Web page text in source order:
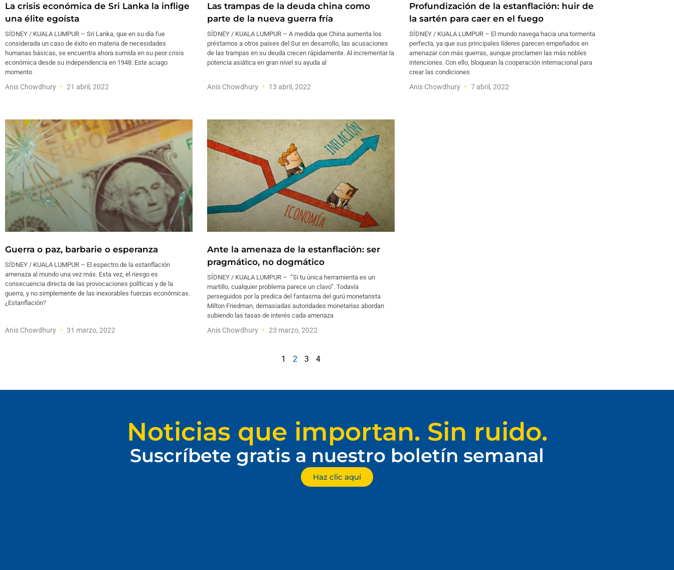
La crisis económica de Sri Lanka la inflige
una élite egoísta
SÍDNEY / KUALA LUMPUR – Sri Lanka, que en su día fue
considerada un caso de éxito en materia de necesidades
humanas básicas, se encuentra ahora sumida en su peor crisis
económica desde su independencia en 1948. Este aciago
momento
Anis Chowdhury 21 abril, 2022
Las trampas de la deuda china como
parte de la nueva guerra fría
SÍDNEY / KUALA LUMPUR – A medida que China aumenta los
préstamos a otros países del Sur en desarrollo, las acusaciones
de las trampas en su deuda crecen rápidamente. Al incrementar la
potencia asiática en gran nivel su ayuda al
Anis Chowdhury 13 abril, 2022
Profundización de la estanflación: huir de
la sartén para caer en el fuego
SÍDNEY / KUALA LUMPUR – El mundo navega hacia una tormenta
perfecta, ya que sus principales líderes parecen empeñados en
amenazar con más guerras, aunque proclamen las más nobles
intenciones. Con ello, bloquean la cooperación internacional para
crear las condiciones
Anis Chowdhury 7 abril, 2022
Guerra o paz, barbarie o esperanza
SÍDNEY / KUALA LUMPUR – El espectro de la estanflación
amenaza al mundo una vez más. Esta vez, el riesgo es
consecuencia directa de las provocaciones políticas y de la
guerra, y no simplemente de las inexorables fuerzas económicas.
¿Estanflación?
Anis Chowdhury 31 marzo, 2022
Ante la amenaza de la estanflación: ser
pragmático, no dogmático
SÍDNEY / KUALA LUMPUR – “Si tu única herramienta es un
martillo, cualquier problema parece un clavo”. Todavía
perseguidos por la predica del fantasma del gurú monetarista
Milton Friedman, demasiadas autoridades monetarias abordan
subiendo las tasas de interés cada amenaza
Anis Chowdhury 23 marzo, 2022
1 2 3 4
Noticias que importan. Sin ruido.
Suscríbete gratis a nuestro boletín semanal
Haz clic aquí